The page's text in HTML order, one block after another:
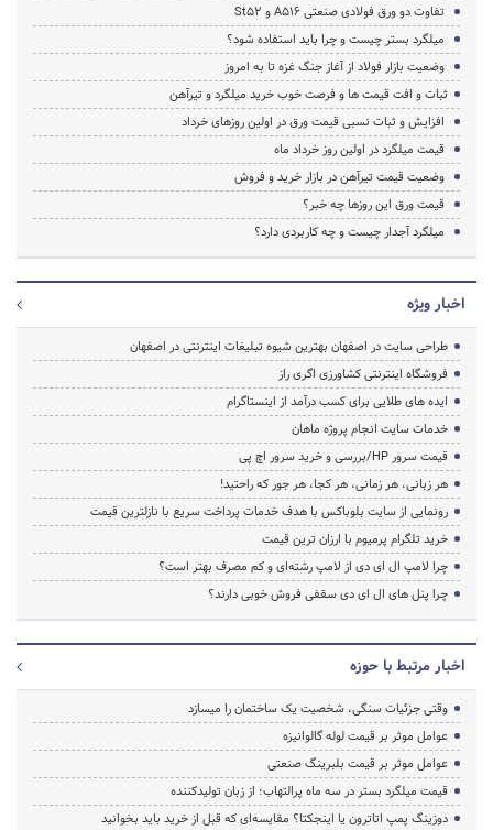
تفاوت دو ورق فولادی صنعتی A516 و St52
میلگرد بستر چیست و چرا باید استفاده شود؟
وضعیت بازار فولاد از آغاز جنگ غزه تا به امروز
ثبات و افت قیمت ها و فرصت خوب خرید میلگرد و تیرآهن
افزایش و ثبات نسبی قیمت ورق در اولین روزهای خرداد
قیمت میلگرد در اولین روز خرداد ماه
وضعیت قیمت تیرآهن در بازار خرید و فروش
قیمت ورق این روزها چه خبر؟
میلگرد آجدار چیست و چه کاربردی دارد؟
اخبار ویژه
طراحی سایت در اصفهان بهترین شیوه تبلیغات اینترنتی در اصفهان
فروشگاه اینترنتی کشاورزی اگری راز
ایده های طلایی برای کسب درآمد از اینستاگرام
خدمات سایت انجام پروژه ماهان
قیمت سرور HP/بررسی و خرید سرور اچ پی
هر زبانی، هر زمانی، هر کجا، هر جور که راحتید!
رونمایی از سایت بلوباکس با هدف خدمات پرداخت سریع با نازلترین قیمت
خرید تلگرام پرمیوم با ارزان ترین قیمت
چرا لامپ ال ای دی از لامپ رشته‌ای و کم مصرف بهتر است؟
چرا پنل های ال ای دی سقفی فروش خوبی دارند؟
اخبار مرتبط با حوزه
وقتی جزئیات سنگی، شخصیت یک ساختمان را میسازد
عوامل موثر بر قیمت لوله گالوانیزه
عوامل موثر بر قیمت بلبرینگ صنعتی
قیمت میلگرد بستر در سه ماه پرالتهاب؛ از زبان تولیدکننده
دوزینگ پمپ اتاترون یا اینجکتا؟ مقایسه‌ای که قبل از خرید باید بخوانید